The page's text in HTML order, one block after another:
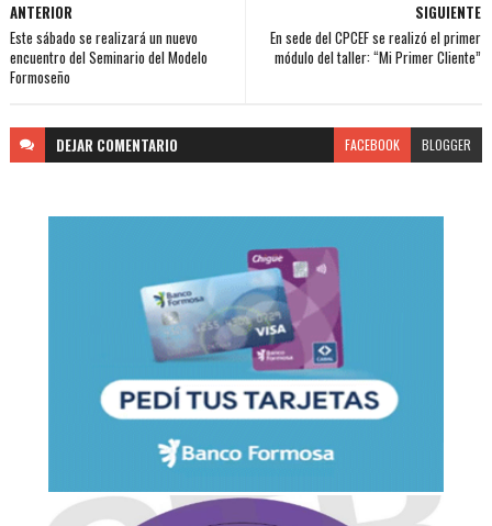
SIGUIENTE
En sede del CPCEF se realizó el primer
módulo del taller: “Mi Primer Cliente”
ANTERIOR
Este sábado se realizará un nuevo
encuentro del Seminario del Modelo
Formoseño
DEJAR COMENTARIO FACEBOOK BLOGGER